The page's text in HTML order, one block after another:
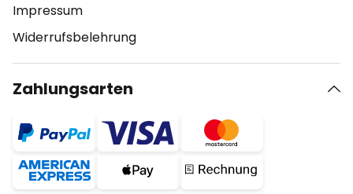
Impressum
Widerrufsbelehrung
Zahlungsarten